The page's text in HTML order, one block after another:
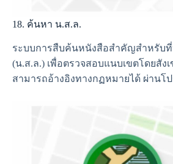
18. ค้นหา น.ส.ล.
ระบบการสืบค้นหนังสือสำคัญสำหรับที่
(น.ส.ล.) เพื่อตรวจสอบแนบเขตโดยสัง
สามารถอ้างอิงทางกฏหมายได้ ผ่านโ